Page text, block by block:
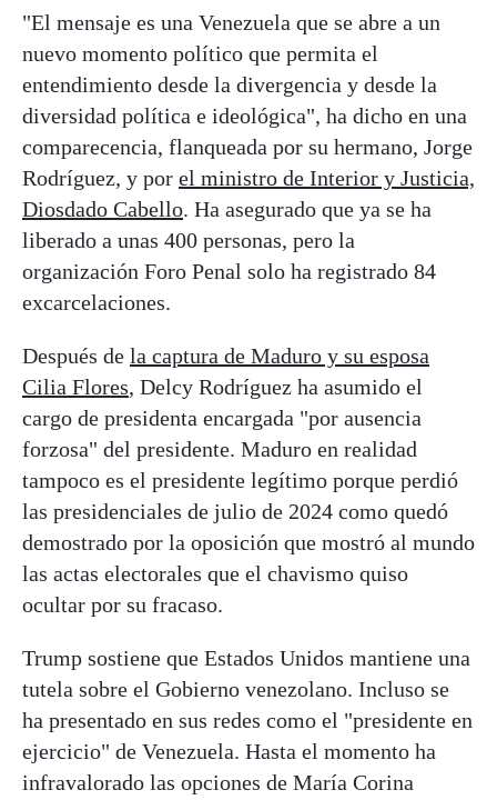
"El mensaje es una Venezuela que se abre a un
nuevo momento político que permita el
entendimiento desde la divergencia y desde la
diversidad política e ideológica", ha dicho en una
comparecencia, flanqueada por su hermano, Jorge
Rodríguez, y por el ministro de Interior y Justicia,
Diosdado Cabello. Ha asegurado que ya se ha
liberado a unas 400 personas, pero la
organización Foro Penal solo ha registrado 84
excarcelaciones.
Después de la captura de Maduro y su esposa
Cilia Flores, Delcy Rodríguez ha asumido el
cargo de presidenta encargada "por ausencia
forzosa" del presidente. Maduro en realidad
tampoco es el presidente legítimo porque perdió
las presidenciales de julio de 2024 como quedó
demostrado por la oposición que mostró al mundo
las actas electorales que el chavismo quiso
ocultar por su fracaso.
Trump sostiene que Estados Unidos mantiene una
tutela sobre el Gobierno venezolano. Incluso se
ha presentado en sus redes como el "presidente en
ejercicio" de Venezuela. Hasta el momento ha
infravalorado las opciones de María Corina